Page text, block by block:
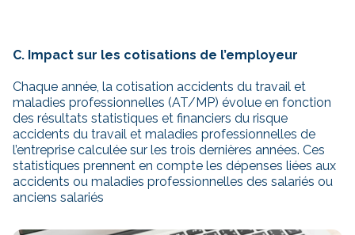
C. Impact sur les cotisations de l’employeur
Chaque année, la cotisation accidents du travail et
maladies professionnelles (AT/MP) évolue en fonction
des résultats statistiques et financiers du risque
accidents du travail et maladies professionnelles de
l’entreprise calculée sur les trois dernières années. Ces
statistiques prennent en compte les dépenses liées aux
accidents ou maladies professionnelles des salariés ou
anciens salariés